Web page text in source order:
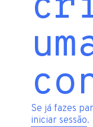
Se já fazes
iniciar sessão.